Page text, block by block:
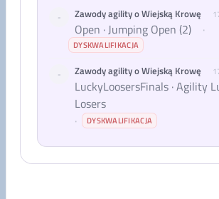
- Zawody agility o Wiejską Krowę
Open · Jumping Open (2) ·
DYSKWALIFIKACJA
- Zawody agility o Wiejską Krowę
LuckyLoosersFinals · Agility
Losers
·
DYSKWALIFIKACJA